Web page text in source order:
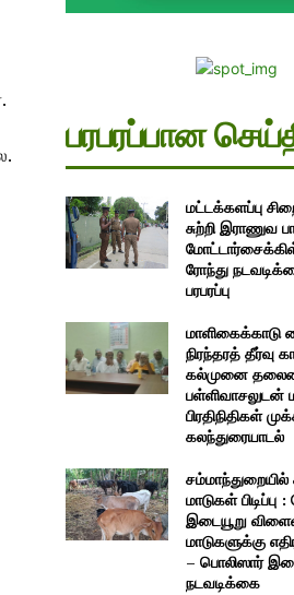
பரபரப்பான
மட்டக்களப்பு
சுற்றி இராணுவ
ரோந்து
பரபரப்பு
மாளிகைக்காடு
நிரந்தரத் தீர்வு
கல்முனை
பள்ளிவாசலுடன்
பிரதிநிதிகள்
கலந்துரையாடல்
சம்மாந்துறையில்
மாடுகள்
இடையூறு
மாடுகளுக்கு
– பொலிஸார்
நடவடிக்கை